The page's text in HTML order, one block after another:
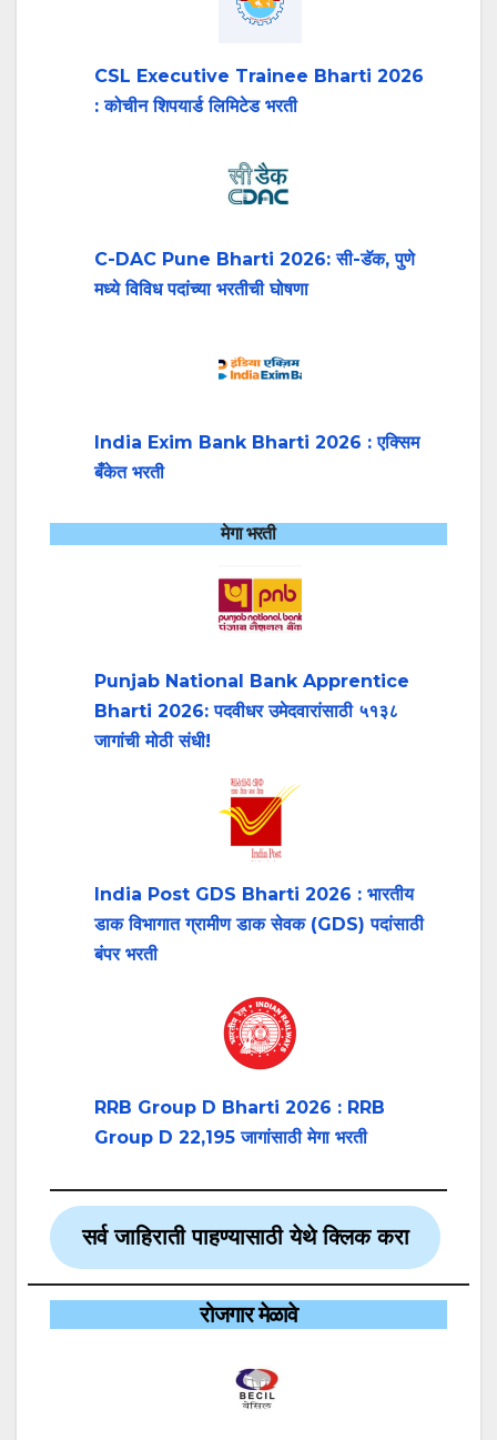
CSL Executive Trainee Bharti 2026
: कोचीन शिपयार्ड लिमिटेड भरती
C-DAC Pune Bharti 2026: सी-डॅक, पुणे
मध्ये विविध पदांच्या भरतीची घोषणा
India Exim Bank Bharti 2026 : एक्सिम
बँकेत भरती
मेगा भरती
Punjab National Bank Apprentice
Bharti 2026: पदवीधर उमेदवारांसाठी ५१३८
जागांची मोठी संधी!
India Post GDS Bharti 2026 : भारतीय
डाक विभागात ग्रामीण डाक सेवक (GDS) पदांसाठी
बंपर भरती
RRB Group D Bharti 2026 : RRB
Group D 22,195 जागांसाठी मेगा भरती
सर्व जाहिराती पाहण्यासाठी येथे क्लिक करा
रोजगार मेळावे